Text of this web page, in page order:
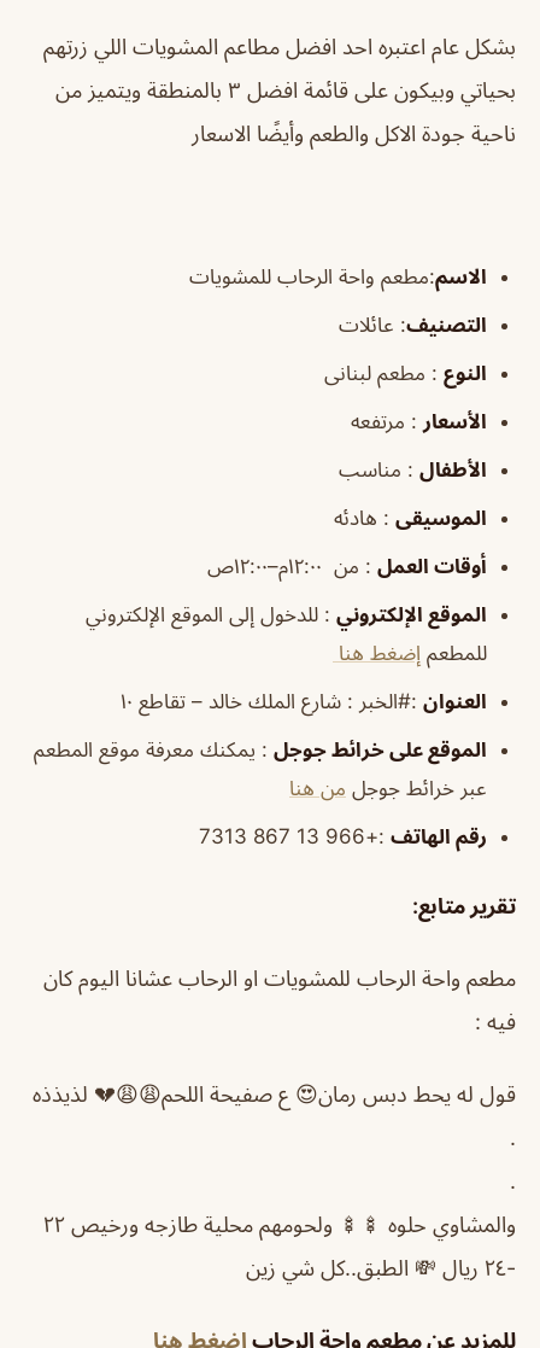
بشكل عام اعتبره احد افضل مطاعم المشويات اللي زرتهم
بحياتي وبيكون على قائمة افضل ٣ بالمنطقة ويتميز من
ناحية جودة الاكل والطعم وأيضًا الاسعار
الاسم:مطعم واحة الرحاب للمشويات
التصنيف: عائلات
النوع : مطعم لبنانى
الأسعار : مرتفعه
الأطفال : مناسب
الموسيقى : هادئه
أوقات العمل : من ١٢:٠٠م–١٢:٠٠ص
الموقع الإلكتروني : للدخول إلى الموقع الإلكتروني
للمطعم إضغط هنا
العنوان :#الخبر : شارع الملك خالد – تقاطع ١٠
الموقع على خرائط جوجل : يمكنك معرفة موقع المطعم
عبر خرائط جوجل من هنا
رقم الهاتف :+966 13 867 7313
تقرير متابع:
مطعم واحة الرحاب للمشويات او الرحاب عشانا اليوم كان
فيه :
قول له يحط دبس رمان😍 ع صفيحة اللحم😩😩💔 لذيذذه
.
.
والمشاوي حلوه 🍢🍢 ولحومهم محلية طازجه ورخيص ٢٢
-٢٤ ريال 💸 الطبق..كل شي زين
للمزيد عن مطعم واحة الرحاب اضغط هنا